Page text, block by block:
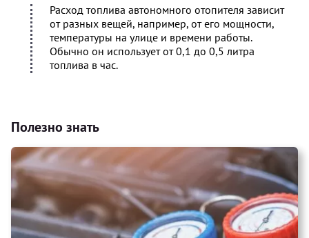
Расход топлива автономного отопителя зависит
от разных вещей, например, от его мощности,
температуры на улице и времени работы.
Обычно он использует от 0,1 до 0,5 литра
топлива в час.
Полезно знать